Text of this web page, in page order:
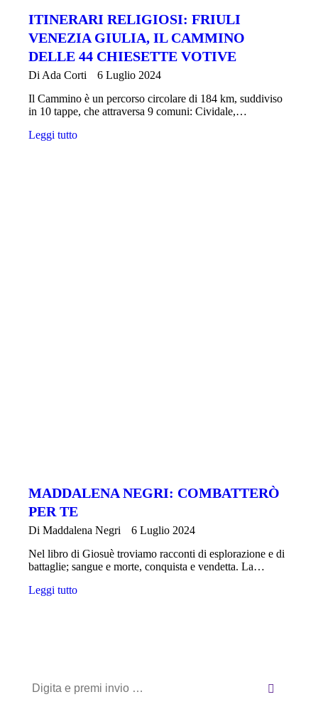
ITINERARI RELIGIOSI: FRIULI
VENEZIA GIULIA, IL CAMMINO
DELLE 44 CHIESETTE VOTIVE
Di Ada Corti
6 Luglio 2024
Il Cammino è un percorso circolare di 184 km, suddiviso
in 10 tappe, che attraversa 9 comuni: Cividale,…
Leggi tutto
MADDALENA NEGRI: COMBATTERÒ
PER TE
Di Maddalena Negri
6 Luglio 2024
Nel libro di Giosuè troviamo racconti di esplorazione e di
battaglie; sangue e morte, conquista e vendetta. La…
Leggi tutto
Cerca: